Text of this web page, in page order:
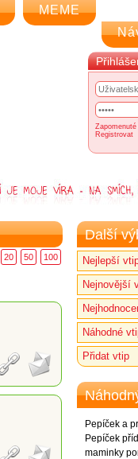
MEME
Zapomenuté
Registrovat
20 50 100
Další
Nejlepší
Nejnovější
Náhodné
Přidat vtip
Pepíček a
Pepíček
maminky